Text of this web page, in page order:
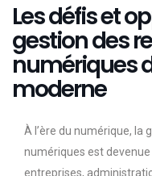
Les défis et
gestion des
numériques
moderne
À l’ère du numérique, la
numériques est
entreprises,